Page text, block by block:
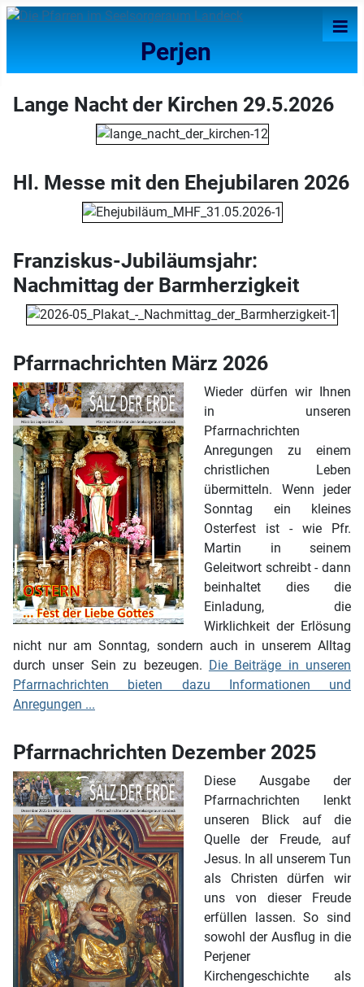
Perjen
≡
Lange Nacht der Kirchen 29.5.2026
Hl. Messe mit den Ehejubilaren 2026
Franziskus-Jubiläumsjahr:
Nachmittag der Barmherzigkeit
Pfarrnachrichten März 2026
Wieder dürfen wir Ihnen
in unseren
Pfarrnachrichten
Anregungen zu einem
christlichen Leben
übermitteln. Wenn jeder
Sonntag ein kleines
Osterfest ist - wie Pfr.
Martin in seinem
Geleitwort schreibt - dann
beinhaltet dies die
Einladung, die
Wirklichkeit der Erlösung
nicht nur am Sonntag, sondern auch in unserem Alltag
durch unser Sein zu bezeugen. Die Beiträge in unseren
Pfarrnachrichten bieten dazu Informationen und
Anregungen ...
Pfarrnachrichten Dezember 2025
Diese Ausgabe der
Pfarrnachrichten lenkt
unseren Blick auf die
Quelle der Freude, auf
Jesus. In all unserem Tun
als Christen dürfen wir
uns von dieser Freude
erfüllen lassen. So sind
sowohl der Ausflug in die
Perjener
Kirchengeschichte als